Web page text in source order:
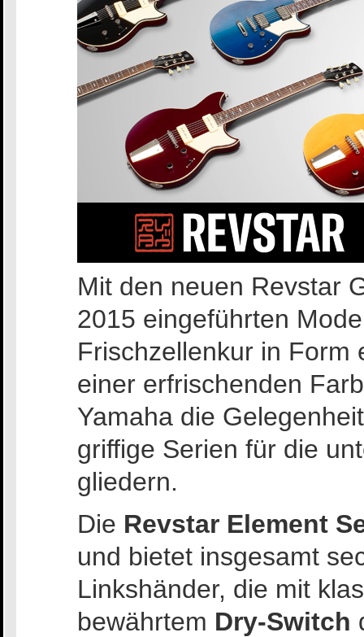
Mit den neuen Revstar
2015 eingeführten
Frischzellenkur in Form
einer erfrischenden
Yamaha die
griffige Serien für die
gliedern.
Die Revstar Element
und bietet insgesamt
Linkshänder, die mit
bewährtem Dry-Switch